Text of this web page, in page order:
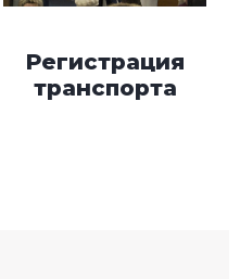
Регистрация
транспорта